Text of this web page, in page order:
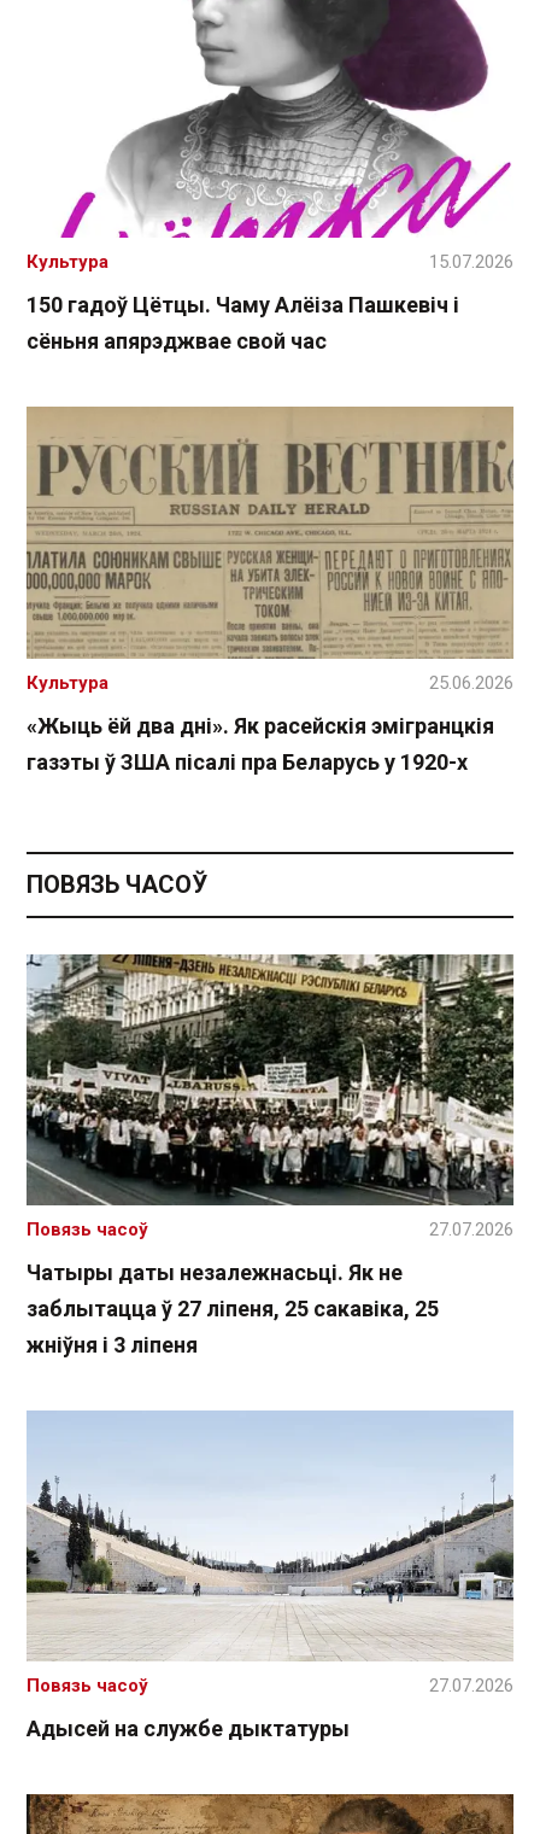
150 гадоў Цётцы. Чаму Алёіза Пашкевіч і
сёньня апярэджвае свой час
Культура 15.07.2026
«Жыць ёй два дні». Як расейскія эмігранцкія
газэты ў ЗША пісалі пра Беларусь у 1920-х
Культура 25.06.2026
ПОВЯЗЬ ЧАСОЎ
Чатыры даты незалежнасьці. Як не
заблытацца ў 27 ліпеня, 25 сакавіка, 25
жніўня і 3 ліпеня
Повязь часоў 27.07.2026
Адысей на службе дыктатуры
Повязь часоў 27.07.2026